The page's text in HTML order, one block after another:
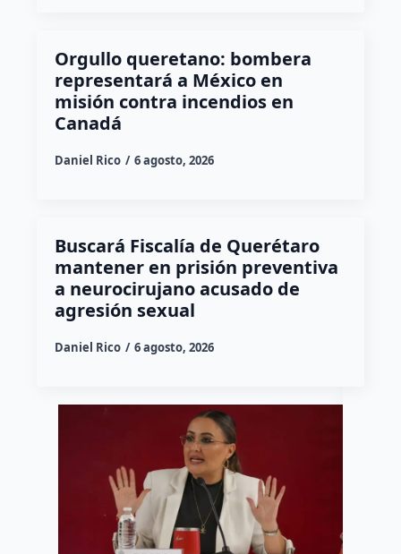
Orgullo queretano: bombera
representará a México en
misión contra incendios en
Canadá
Daniel Rico 6 agosto, 2026
Buscará Fiscalía de Querétaro
mantener en prisión preventiva
a neurocirujano acusado de
agresión sexual
Daniel Rico 6 agosto, 2026